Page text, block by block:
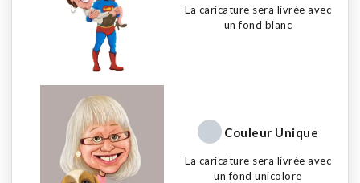
La caricature sera livrée avec
un fond blanc
Couleur Unique
La caricature sera livrée avec
un fond unicolore